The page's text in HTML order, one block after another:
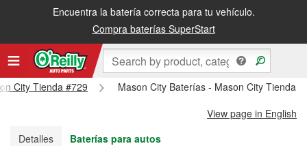
Encuentra la batería correcta para tu vehículo.
Compra baterías SuperStart
Recibe tu orden gratis al día siguiente o recógela en la tienda
City Tienda #729
Mason City Baterías - Mason City Tienda
View page in English
Detalles
Baterías para autos